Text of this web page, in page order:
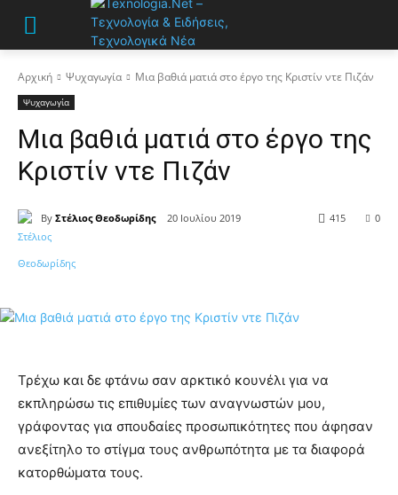
Αρχική Ψυχαγωγία Μια βαθιά ματιά στο έργο της Κριστίν ντε Πιζάν
Ψυχαγωγία
Μια βαθιά ματιά στο έργο της
Κριστίν ντε Πιζάν
By Στέλιος Θεοδωρίδης 20 Ιουλίου 2019 0
415
Τρέχω και δε φτάνω σαν αρκτικό κουνέλι για να
εκπληρώσω τις επιθυμίες των αναγνωστών μου,
γράφοντας για σπουδαίες προσωπικότητες που άφησαν
ανεξίτηλο το στίγμα τους ανθρωπότητα με τα διαφορά
κατορθώματα τους.